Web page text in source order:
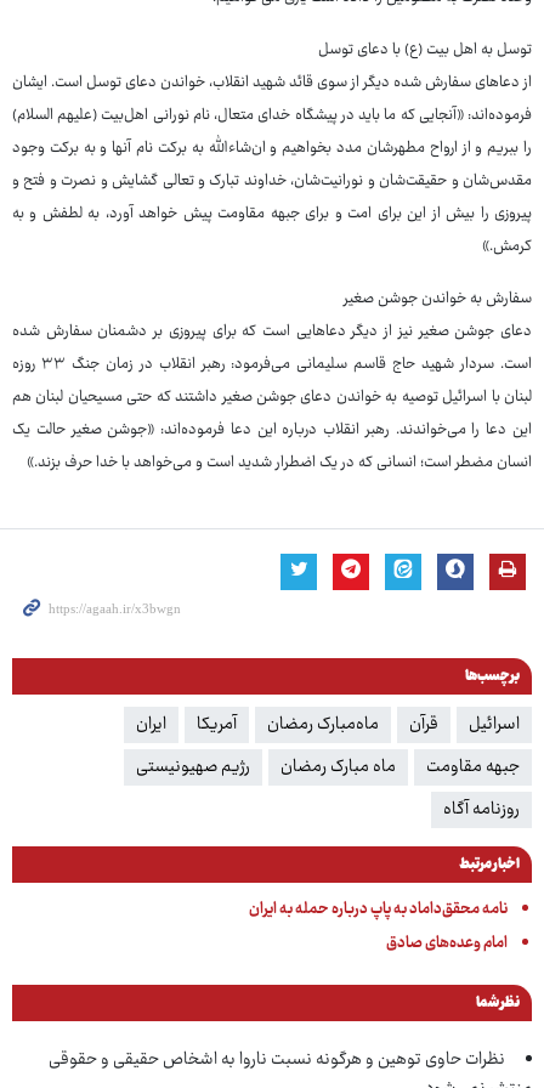
توسل به اهل بیت (ع) با دعای توسل
از دعاهای سفارش شده دیگر از سوی قائد شهید انقلاب، خواندن دعای توسل است. ایشان
فرموده‌اند: «آنجایی که ما باید در پیشگاه خدای متعال، نام نورانی اهل‌بیت (علیهم السلام)
را ببریم و از ارواح مطهرشان مدد بخواهیم و ان‌شاءالله به برکت نام آنها و به برکت وجود
مقدس‌شان و حقیقت‌شان و نورانیت‌شان، خداوند تبارک و تعالی گشایش و نصرت و فتح و
پیروزی را بیش از این برای امت و برای جبهه مقاومت پیش خواهد آورد، به لطفش و به
کرمش.»
سفارش به خواندن جوشن صغیر
دعای جوشن صغیر نیز از دیگر دعاهایی است که برای پیروزی بر دشمنان سفارش شده
است. سردار شهید حاج قاسم سلیمانی می‌فرمود: رهبر انقلاب در زمان جنگ ۳۳ روزه
لبنان با اسرائیل توصیه به خواندن دعای جوشن صغیر داشتند که حتی مسیحیان لبنان هم
این دعا را می‌خواندند. رهبر انقلاب درباره این دعا فرموده‌اند: «جوشن صغیر حالت یک
انسان مضطر است؛ انسانی که در یک اضطرار شدید است و می‌خواهد با خدا حرف بزند.»
برچسب‌ها
اسرائیل قرآن ماه‌مبارک رمضان آمریکا
ایران
جبهه مقاومت
ماه مبارک رمضان
رژیم صهیونیستی
روزنامه آگاه
اخبار مرتبط
نامه محقق‌داماد به پاپ درباره حمله به ایران
امام وعده‌های صادق
نظر شما
نظرات حاوی توهین و هرگونه نسبت ناروا به اشخاص حقیقی و حقوقی